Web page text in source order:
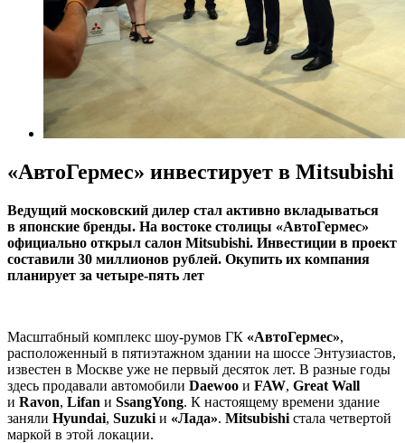
«АвтоГермес» инвестирует в Mitsubishi
Ведущий московский дилер стал активно вкладываться
в японские бренды. На востоке столицы «АвтоГермес»
официально открыл салон Mitsubishi. Инвестиции в проект
составили 30 миллионов рублей. Окупить их компания
планирует за четыре-пять лет
Масштабный комплекс шоу-румов ГК «АвтоГермес»,
расположенный в пятиэтажном здании на шоссе Энтузиастов,
известен в Москве уже не первый десяток лет. В разные годы
здесь продавали автомобили Daewoo и FAW, Great Wall
и Ravon, Lifan и SsangYong. К настоящему времени здание
заняли Hyundai, Suzuki и «Лада». Mitsubishi стала четвертой
маркой в этой локации.